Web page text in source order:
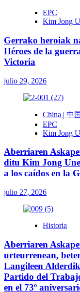
EPC
Kim Jong
Gerrako heroiak
Héroes de la
Victoria
julio 29, 2026
China | 中
EPC
Kim Jong
Aberriaren
ditu Kim Jong
a los caídos en la
julio 27, 2026
Historia
Aberriaren
urteurrenean,
Langileen
Partido del
en el 73º